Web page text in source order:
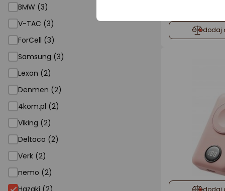
BMW (3)
V-TAC (3)
ForCell (3)
Samsung (3)
Lexon (2)
Denmen (2)
4kom.pl (2)
Viking (2)
Deltaco (2)
Verk (2)
nemo (2)
Hazaki (2)
dodaj